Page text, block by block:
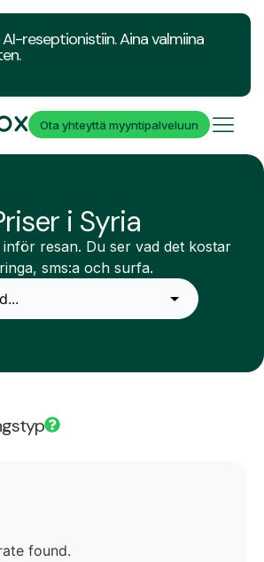
reseptionistiin. Aina valmiina
Ota yhteyttä myyntipalveluun
i Syria
resan. Du ser vad det kostar
sms:a och surfa.
found.